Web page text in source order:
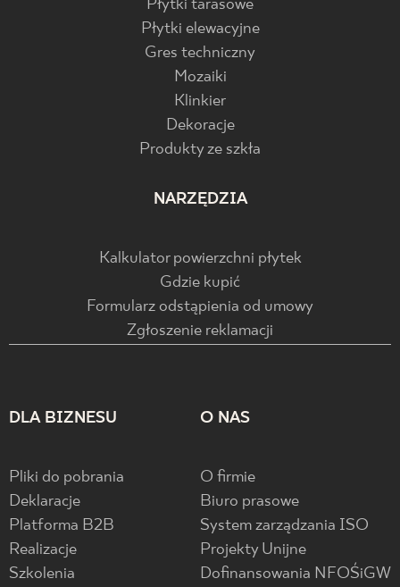
Płytki tarasowe
Płytki elewacyjne
Gres techniczny
Mozaiki
Klinkier
Dekoracje
Produkty ze szkła
NARZĘDZIA
Kalkulator powierzchni płytek
Gdzie kupić
Formularz odstąpienia od umowy
Zgłoszenie reklamacji
DLA BIZNESU
Pliki do pobrania
Deklaracje
Platforma B2B
Realizacje
Szkolenia
O NAS
O firmie
Biuro prasowe
System zarządzania ISO
Projekty Unijne
Dofinansowania NFOŚiGW